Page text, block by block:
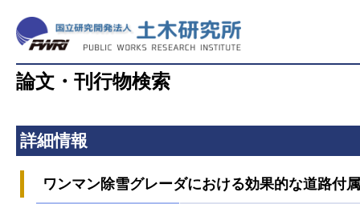
論文・刊行物検索
詳細情報
ワンマン除雪グレーダにおける効果的な道路付